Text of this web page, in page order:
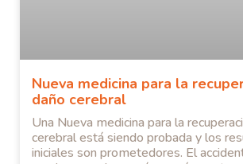
Nueva medicina para la
daño cerebral
Una Nueva medicina para la
cerebral está siendo probada y los
iniciales son prometedores. El